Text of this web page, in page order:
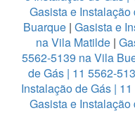
Gasista e
Buarque| Gasista e
na Vila Matilde|
5562-5139 na Vila
de Gás | 11 5562-
Instalação de Gás |
Gasista e